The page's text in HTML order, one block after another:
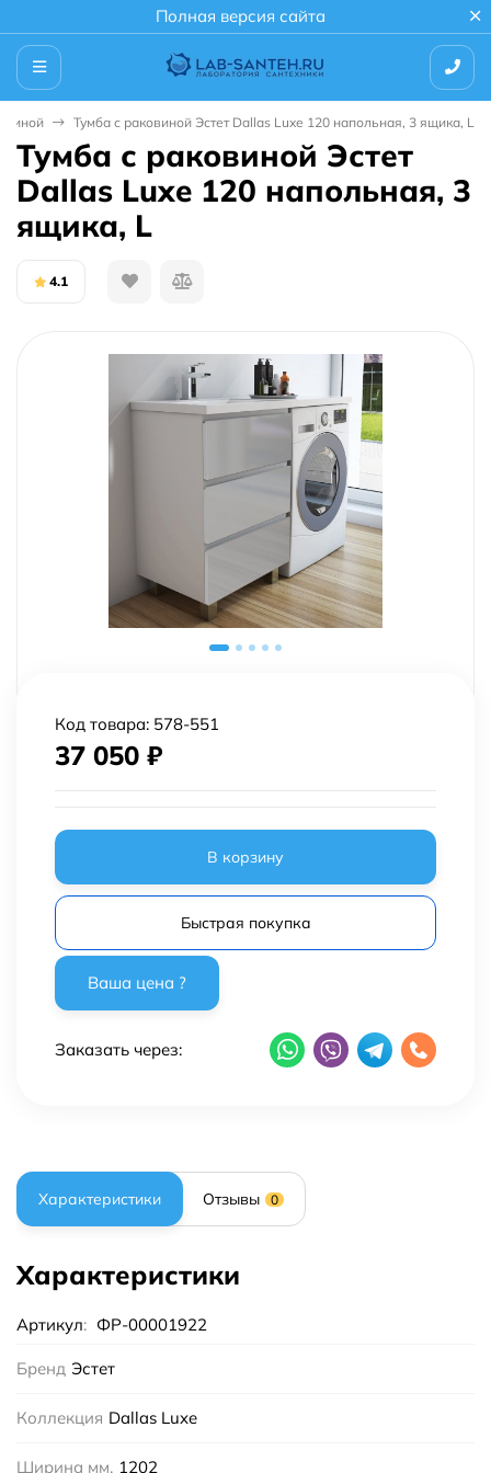
Полная версия сайта
Тумба с раковиной Эстет Dallas Luxe 120 напольная, 3 ящика, L
Тумба с раковиной Эстет
Dallas Luxe 120 напольная, 3
ящика, L
4.1
Код товара: 578-551
37 050 ₽
В корзину
Быстрая покупка
Заказать через:
Характеристики Отзывы 0
Характеристики
Артикул: ФР-00001922
Бренд Эстет
Коллекция Dallas Luxe
Ширина мм. 1202